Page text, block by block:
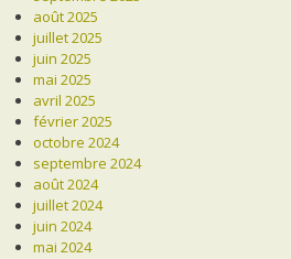
août 2025
juillet 2025
juin 2025
mai 2025
avril 2025
février 2025
octobre 2024
septembre 2024
août 2024
juillet 2024
juin 2024
mai 2024